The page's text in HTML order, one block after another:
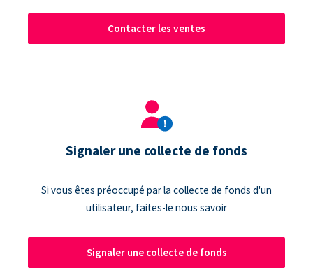
Contacter les ventes
Signaler une collecte de fonds
Si vous êtes préoccupé par la collecte de fonds d'un
utilisateur, faites-le nous savoir
Signaler une collecte de fonds